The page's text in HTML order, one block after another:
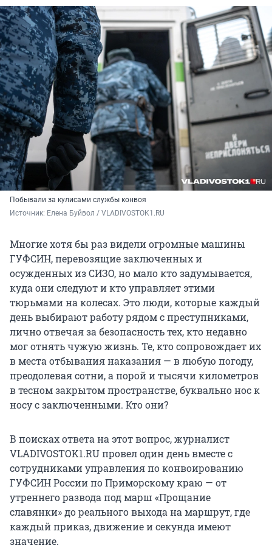
Побывали за кулисами службы конвоя
Источник: Елена Буйвол / VLADIVOSTOK1.RU
Многие хотя бы раз видели огромные машины
ГУФСИН, перевозящие заключенных и
осужденных из СИЗО, но мало кто задумывается,
куда они следуют и кто управляет этими
тюрьмами на колесах. Это люди, которые каждый
день выбирают работу рядом с преступниками,
лично отвечая за безопасность тех, кто недавно
мог отнять чужую жизнь. Те, кто сопровождает их
в места отбывания наказания — в любую погоду,
преодолевая сотни, а порой и тысячи километров
в тесном закрытом пространстве, буквально нос к
носу с заключенными. Кто они?
В поисках ответа на этот вопрос, журналист
VLADIVOSTOK1.RU провел один день вместе с
сотрудниками управления по конвоированию
ГУФСИН России по Приморскому краю — от
утреннего развода под марш «Прощание
славянки» до реального выхода на маршрут, где
каждый приказ, движение и секунда имеют
значение.